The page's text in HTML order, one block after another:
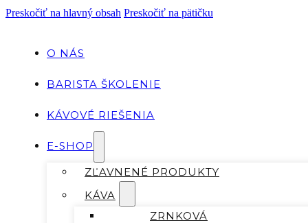
Preskočiť na hlavný obsah Preskočiť na pätičku
O NÁS
BARISTA ŠKOLENIE
KÁVOVÉ RIEŠENIA
E-SHOP
ZĽAVNENÉ PRODUKTY
KÁVA
ZRNKOVÁ